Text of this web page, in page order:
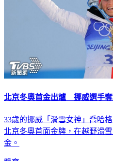
北京冬奧首金出爐 挪威選手
33歲的挪威「滑雪女神」喬哈格
北京冬奧首面金牌，在越野滑
金。